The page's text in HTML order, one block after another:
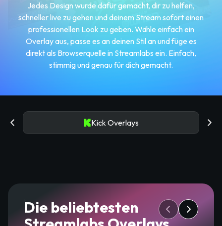
Jedes Design wurde dafür gemacht, dir zu helfen,
schneller live zu gehen und deinem Stream sofort einen
professionellen Look zu geben. Wähle einfach ein
Overlay aus, passe es an deinen Stil an und füge es
direkt als Browserquelle in Streamlabs ein. Einfach,
stimmig und genau für dich gemacht.
Kick Overlays
Die beliebtesten